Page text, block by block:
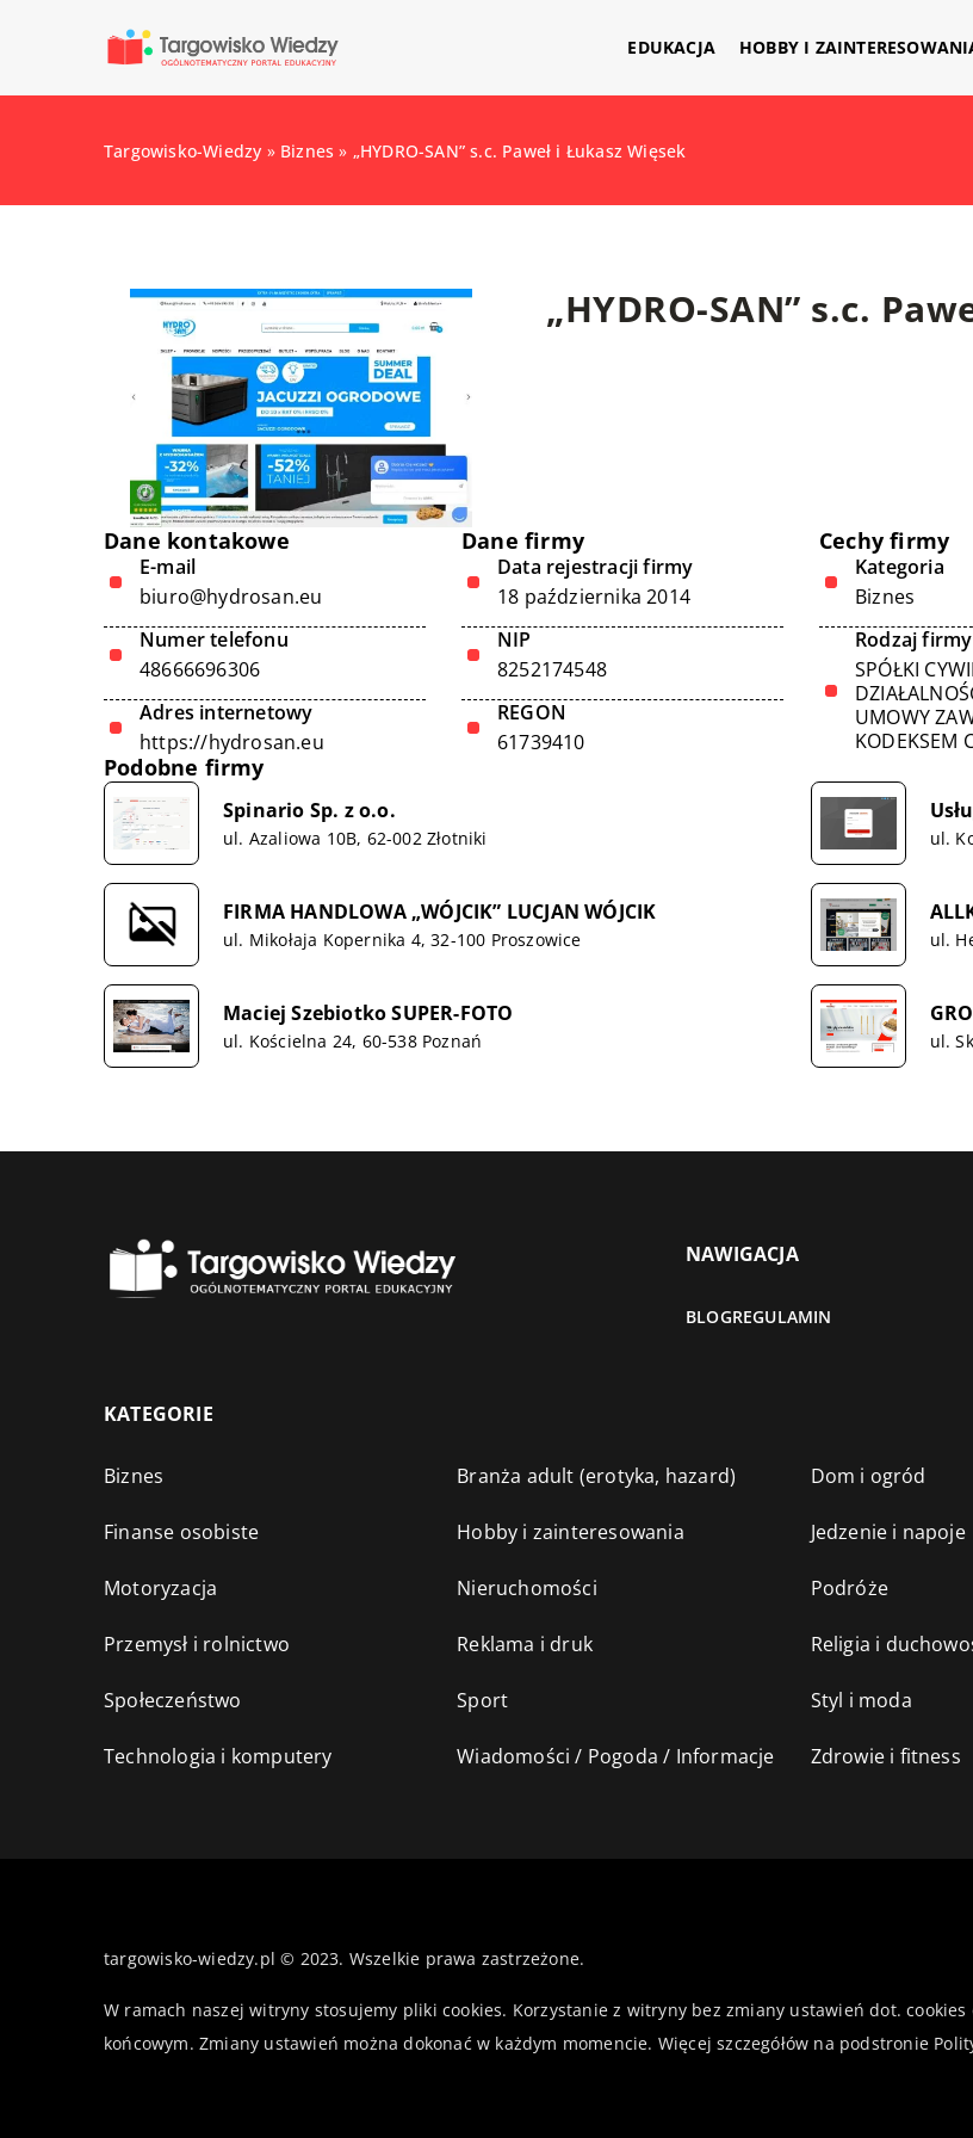
EDUKACJA HOBBY I
Targowisko-Wiedzy » Biznes » „HYDRO-SAN” s.c. Paweł i Łukasz Więsek
„HYDRO-SAN” s.c.
Dane kontakowe
E-mail
biuro@hydrosan.eu
Numer telefonu
48666696306
Adres internetowy
https://hydrosan.eu
Dane firmy
Data rejestracji firmy
18 października 2014
NIP
8252174548
REGON
61739410
Cechy firmy
Kategoria
Biznes
Rodzaj firmy
SPÓŁKI
UMOWY
KODEKSEM
Podobne firmy
Spinario Sp. z o.o.
ul. Azaliowa 10B, 62-002 Złotniki ul.
FIRMA HANDLOWA „WÓJCIK” LUCJAN WÓJCIK
ul. Mikołaja Kopernika 4, 32-100 Proszowice ul.
Maciej Szebiotko SUPER-FOTO
ul. Kościelna 24, 60-538 Poznań ul.
NAWIGACJA
BLOGREGULAMIN
KATEGORIE
Biznes Branża adult (erotyka, hazard) Dom i ogród
Finanse osobiste Hobby i zainteresowania Jedzenie i napoje
Motoryzacja Nieruchomości Podróże
Przemysł i rolnictwo Reklama i druk Religia i
Społeczeństwo Sport Styl i moda
Technologia i komputery Wiadomości / Pogoda / Informacje Zdrowie i fitness
targowisko-wiedzy.pl © 2023. Wszelkie prawa zastrzeżone.
W ramach naszej witryny stosujemy pliki cookies. Korzystanie z witryny bez zmiany ustawień dot.
końcowym. Zmiany ustawień można dokonać w każdym momencie. Więcej szczegółów na podstronie